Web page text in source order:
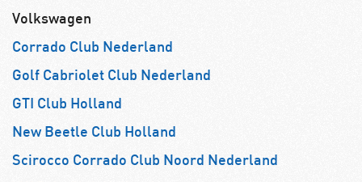
Volkswagen
Corrado Club Nederland
Golf Cabriolet Club Nederland
GTI Club Holland
New Beetle Club Holland
Scirocco Corrado Club Noord Nederland